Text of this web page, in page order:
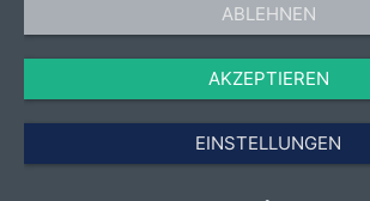
ABLEHNEN
AKZEPTIEREN
EINSTELLUNGEN